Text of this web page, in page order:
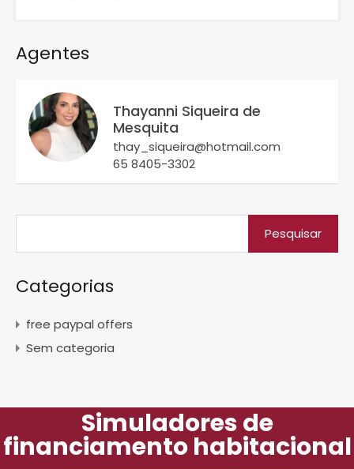
Agentes
Thayanni Siqueira de
Mesquita
thay_siqueira@hotmail.com
65 8405-3302
Categorias
free paypal offers
Sem categoria
Simuladores de
financiamento habitacional